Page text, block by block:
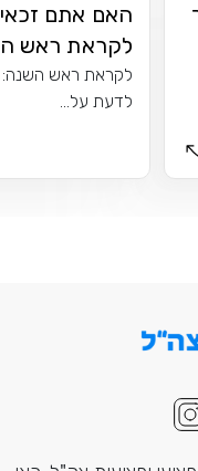
האם אתם
לקראת ראש
לקראת ראש
לדעת על...